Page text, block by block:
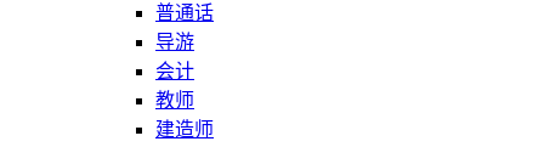
普通话
导游
会计
教师
建造师